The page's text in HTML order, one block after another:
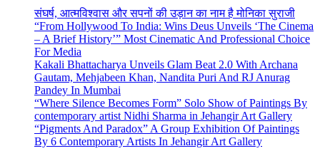
संघर्ष, आत्मविश्वास और सपनों की उड़ान का नाम है मोनिका सुराजी
“From Hollywood To India: Wins Deus Unveils ‘The Cinema
– A Brief History’” Most Cinematic And Professional Choice
For Media
Kakali Bhattacharya Unveils Glam Beat 2.0 With Archana
Gautam, Mehjabeen Khan, Nandita Puri And RJ Anurag
Pandey In Mumbai
“Where Silence Becomes Form” Solo Show of Paintings By
contemporary artist Nidhi Sharma in Jehangir Art Gallery
“Pigments And Paradox” A Group Exhibition Of Paintings
By 6 Contemporary Artists In Jehangir Art Gallery